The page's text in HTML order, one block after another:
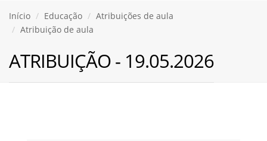
Início Educação
Atribuições de aula
Atribuição de aula
ATRIBUIÇÃO - 19.05.2026